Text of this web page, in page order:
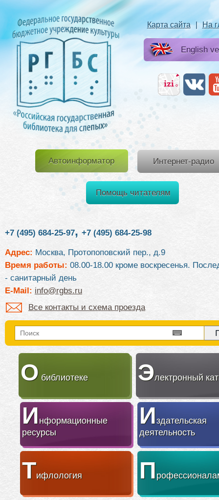
Карта сайта | На
English
Автоинформатор Интернет-радио
Помощь читателям
+7 (495) 684-25-97, +7 (495) 684-25-98
Адрес: Москва, Протопоповский пер., д.9
Время работы: 08.00-18.00 кроме воскресенья.
- санитарный день
E-Mail: info@rgbs.ru
Все контакты и схема проезда
О библиотеке Электронный
Информационные
ресурсы
Издательская
деятельность
Тифлология П